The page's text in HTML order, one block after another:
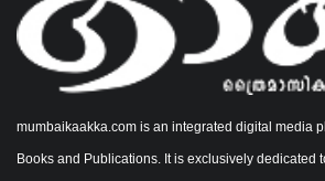
mumbaikaakka.com is an integrated digital media
Books and Publications. It is exclusively dedicated